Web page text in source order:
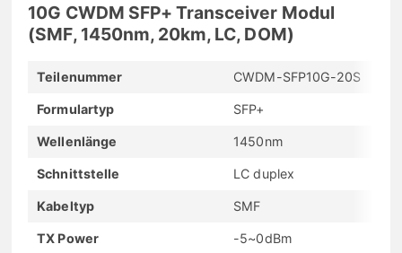
10G CWDM SFP+ Transceiver Modul
(SMF, 1450nm, 20km, LC, DOM)
Teilenummer CWDM-SFP10G-20S
Formulartyp SFP+
Wellenlänge 1450nm
Schnittstelle LC duplex
Kabeltyp SMF
TX Power -5~0dBm